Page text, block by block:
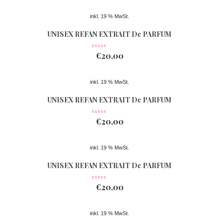
inkl. 19 % MwSt.
UNISEX REFAN EXTRAIT De PARFUM
Nr 361
€20,00
inkl. 19 % MwSt.
UNISEX REFAN EXTRAIT De PARFUM
Nr 362
€20,00
inkl. 19 % MwSt.
UNISEX REFAN EXTRAIT De PARFUM
Nr 074
€20,00
inkl. 19 % MwSt.